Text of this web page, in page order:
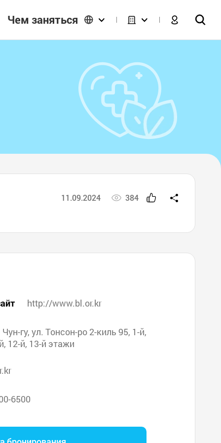
Чем заняться
11.09.2024 384
http://www.bl.or.kr
Чун-гу, ул. Тонсон-ро 2-киль 95, 1-й,
12-й, 13-й этажи
6500